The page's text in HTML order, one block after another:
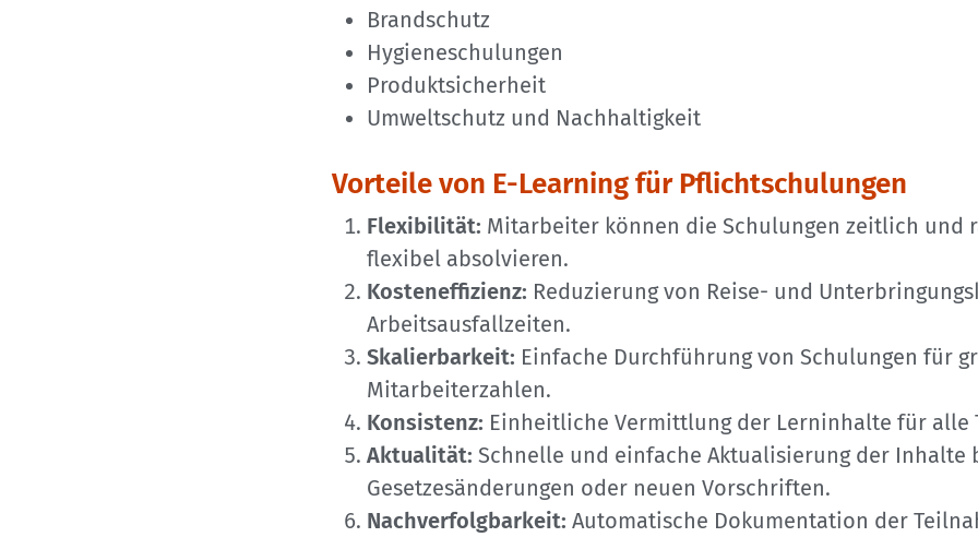
Brandschutz
Hygieneschulungen
Produktsicherheit
Umweltschutz und Nachhaltigkeit
Vorteile von E-Learning für Pflichtschulungen
Flexibilität: Mitarbeiter können die Schulungen zeitlich und
flexibel absolvieren.
Kosteneffizienz: Reduzierung von Reise- und
Arbeitsausfallzeiten.
Skalierbarkeit: Einfache Durchführung von Schulungen für
Mitarbeiterzahlen.
Konsistenz: Einheitliche Vermittlung der Lerninhalte für alle
Aktualität: Schnelle und einfache Aktualisierung der Inhalte
Gesetzesänderungen oder neuen Vorschriften.
Nachverfolgbarkeit: Automatische Dokumentation der